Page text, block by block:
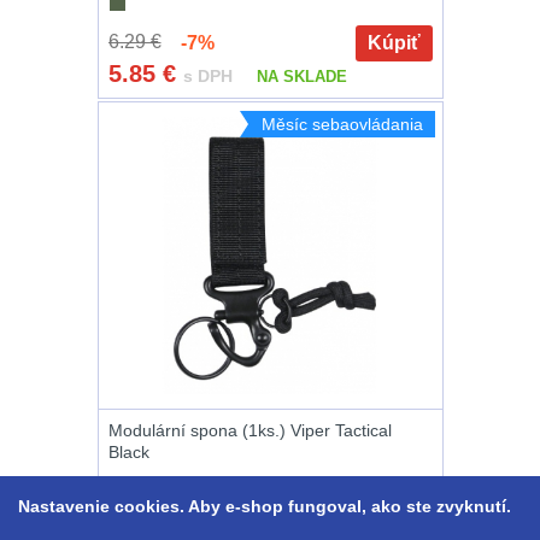
Peněženky14
Doplňky k batohům535
Ramenní popruhy a
Karabiny a přezky75
Kroužky, šňůrky,
25
Nášivky105
Samonavíjecí
6.29 €-7% Kúpiť
5.85 € s DPH NA SKLADE
Měsíc sebaovládania
Modulární spona (1ks.) Viper Tactical
Black
Nastavenie cookies. Aby e-shop fungoval, ako ste zvyknutí.